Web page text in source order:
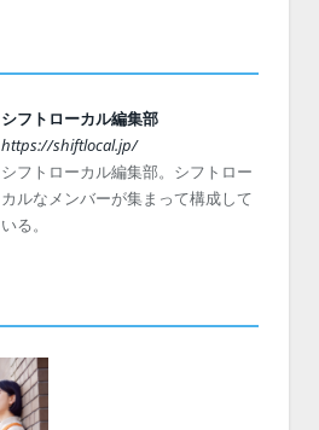
シフトローカル編集部
https://shiftlocal.jp/
シフトローカル編集部。シフトロー
カルなメンバーが集まって構成して
いる。